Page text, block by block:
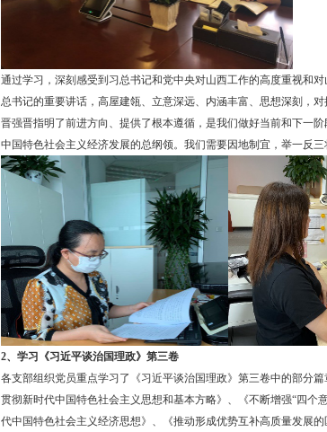
通过学习，深刻感受到习总书记和党中央对山西工作的高度重视和对
总书记的重要讲话，高屋建瓴、立意深远、内涵丰富、思想深刻，
晋强晋指明了前进方向、提供了根本遵循，是我们做好当前和下一
中国特色社会主义经济发展的总纲领。我们需要因地制宜，举一反
2、学习《习近平谈治国理政》第三卷
各支部组织党员重点学习了《习近平谈治国理政》第三卷中的部分
贯彻新时代中国特色社会主义思想和基本方略》、《不断增强“四个
代中国特色社会主义经济思想》、《推动形成优势互补高质量发展